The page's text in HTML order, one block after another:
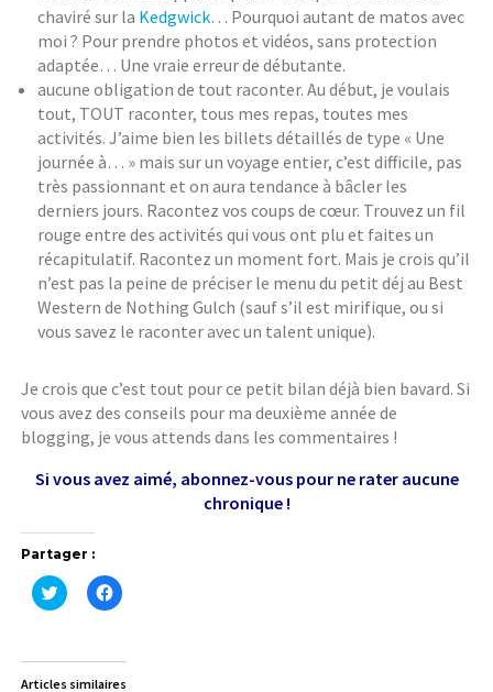
chaviré sur la Kedgwick… Pourquoi autant de matos avec
moi ? Pour prendre photos et vidéos, sans protection
adaptée… Une vraie erreur de débutante.
aucune obligation de tout raconter. Au début, je voulais
tout, TOUT raconter, tous mes repas, toutes mes
activités. J’aime bien les billets détaillés de type « Une
journée à… » mais sur un voyage entier, c’est difficile, pas
très passionnant et on aura tendance à bâcler les
derniers jours. Racontez vos coups de cœur. Trouvez un fil
rouge entre des activités qui vous ont plu et faites un
récapitulatif. Racontez un moment fort. Mais je crois qu’il
n’est pas la peine de préciser le menu du petit déj au Best
Western de Nothing Gulch (sauf s’il est mirifique, ou si
vous savez le raconter avec un talent unique).
Je crois que c’est tout pour ce petit bilan déjà bien bavard. Si
vous avez des conseils pour ma deuxième année de
blogging, je vous attends dans les commentaires !
Si vous avez aimé, abonnez-vous pour ne rater aucune
chronique !
Partager :
C
l
e
C
l
e
Articles similaires